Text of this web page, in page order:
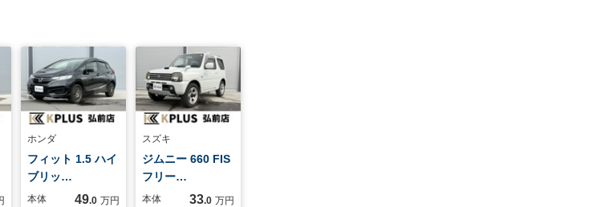
ホンダ
フィット 1.5 ハイ
ブリッ…
本体 49.0 万円
スズキ
ジムニー 660 FIS
フリー…
本体 33.0 万円